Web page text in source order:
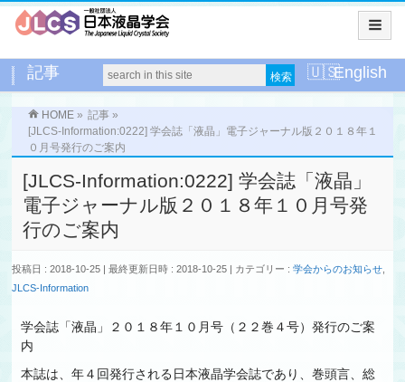
記事 English
HOME » 記事 »
[JLCS-Information:0222] 学会誌「液晶」電子ジャーナル版２０１８年１
０月号発行のご案内
[JLCS-Information:0222] 学会誌「液晶」
電子ジャーナル版２０１８年１０月号発
行のご案内
投稿日 : 2018-10-25 最終更新日時 : 2018-10-25 カテゴリー :学会からのお知らせ
JLCS-Information
学会誌「液晶」２０１８年１０月号（２２巻４号）発行のご案
内
本誌は、年４回発行される日本液晶学会誌であり、巻頭言、総